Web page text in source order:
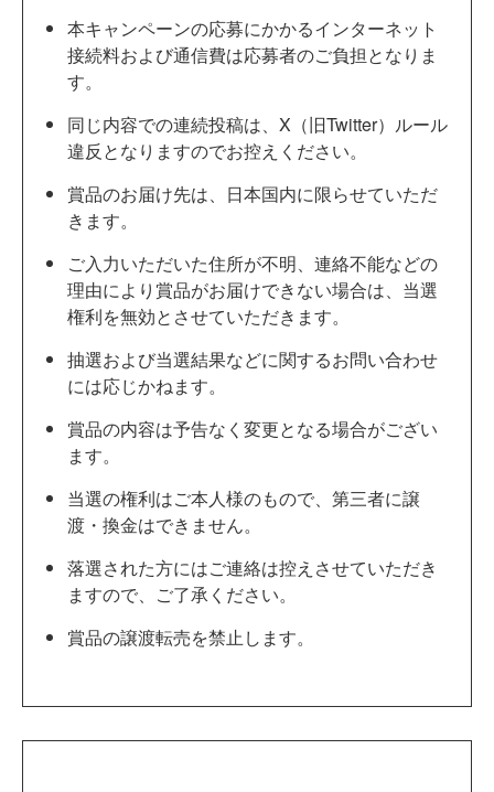
本キャンペーンの応募にかかるインターネット
接続料および通信費は応募者のご負担となりま
す。
同じ内容での連続投稿は、X（旧Twitter）ルール
違反となりますのでお控えください。
賞品のお届け先は、日本国内に限らせていただ
きます。
ご入力いただいた住所が不明、連絡不能などの
理由により賞品がお届けできない場合は、当選
権利を無効とさせていただきます。
抽選および当選結果などに関するお問い合わせ
には応じかねます。
賞品の内容は予告なく変更となる場合がござい
ます。
当選の権利はご本人様のもので、第三者に譲
渡・換金はできません。
落選された方にはご連絡は控えさせていただき
ますので、ご了承ください。
賞品の譲渡転売を禁止します。